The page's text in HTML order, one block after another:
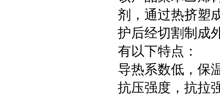
剂，通过热挤塑
护后经切割制成
有以下特点：
导热系数低，保
抗压强度，抗拉